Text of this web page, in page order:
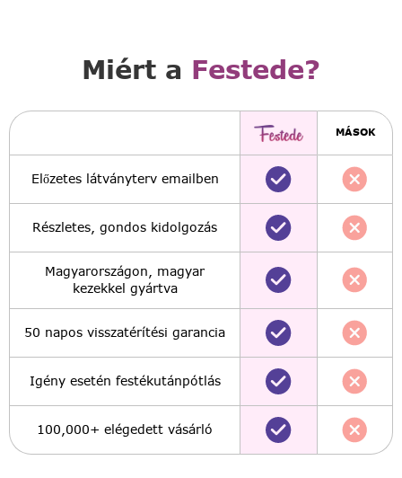
Miért a Festede?
MÁSOK
Előzetes látványterv emailben
Részletes, gondos kidolgozás
Magyarországon, magyar
kezekkel gyártva
50 napos visszatérítési garancia
Igény esetén festékutánpótlás
100,000+ elégedett vásárló